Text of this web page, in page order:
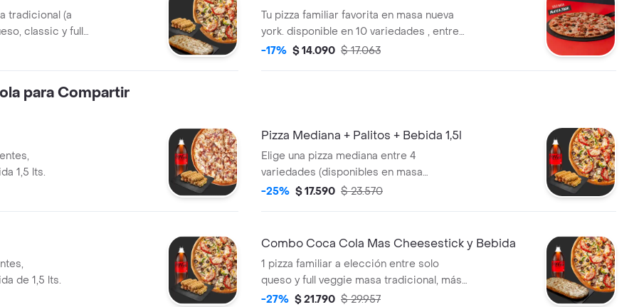
tradicional (a
classic y full
Tu pizza familiar favorita en masa nueva
york. disponible en 10 variedades , entre
ellas bbq pork (base bbq, jamón,
-17% $ 14.090 $ 17.063
para Compartir
acompañamiento y bebida 1,5 lts.
Pizza Mediana + Palitos + Bebida 1,5l
Elige una pizza mediana entre 4
variedades (disponibles en masa
tradicional) + palitos de ajo o canela +
-25% $ 17.590 $ 23.570
de 1,5 lts.
Combo Coca Cola Mas Cheesestick y Bebida
1 pizza familiar a elección entre solo
queso y full veggie masa tradicional, más
una porción de cheesesticks mas una
-27% $ 21.790 $ 29.957